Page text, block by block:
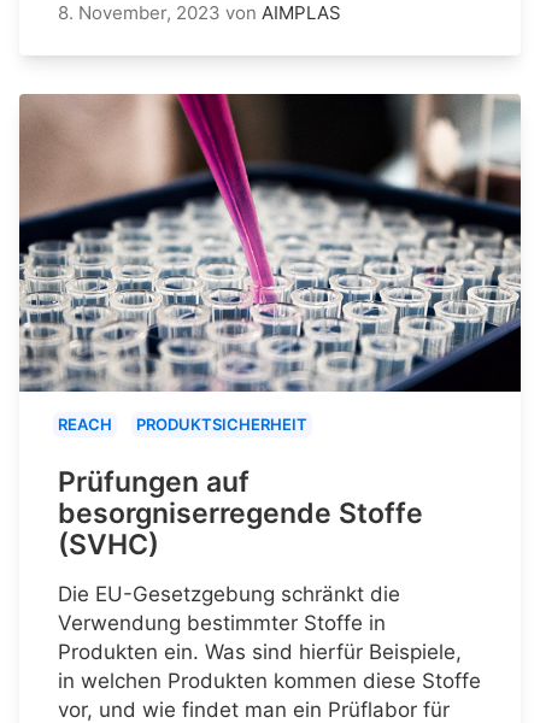
8. November, 2023 von AIMPLAS
REACH PRODUKTSICHERHEIT
Prüfungen auf
besorgniserregende Stoffe
(SVHC)
Die EU-Gesetzgebung schränkt die
Verwendung bestimmter Stoffe in
Produkten ein. Was sind hierfür Beispiele,
in welchen Produkten kommen diese Stoffe
vor, und wie findet man ein Prüflabor für